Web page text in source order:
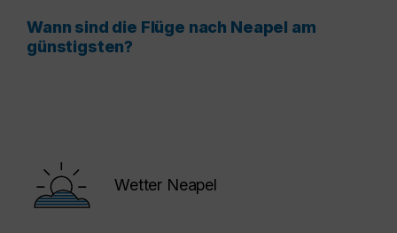
Wann sind die Flüge nach Neapel am
günstigsten?
Wetter Neapel